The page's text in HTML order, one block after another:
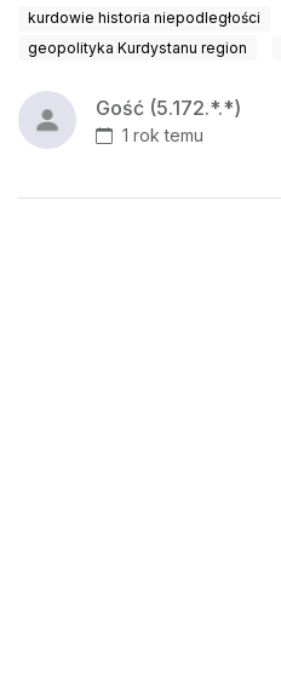
kurdowie historia niepodległości
geopolityka Kurdystanu region
Gość (5.172.*.*)
1 rok temu